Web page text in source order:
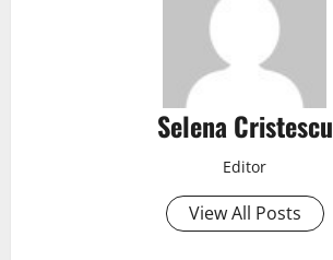
Selena Cristescu
Editor
View All Posts